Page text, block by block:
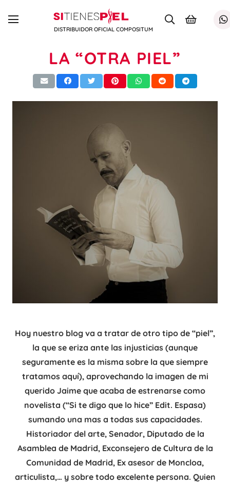
DISTRIBUIDOR OFICIAL COMPOSITUM
LA “OTRA PIEL”
Hoy nuestro blog va a tratar de otro tipo de “piel”,
la que se eriza ante las injusticias (aunque
seguramente es la misma sobre la que siempre
tratamos aquí), aprovechando la imagen de mi
querido Jaime que acaba de estrenarse como
novelista (“Si te digo que lo hice” Edit. Espasa)
sumando una mas a todas sus capacidades.
Historiador del arte, Senador, Diputado de la
Asamblea de Madrid, Exconsejero de Cultura de la
Comunidad de Madrid, Ex asesor de Moncloa,
articulista,… y sobre todo excelente persona. Quien